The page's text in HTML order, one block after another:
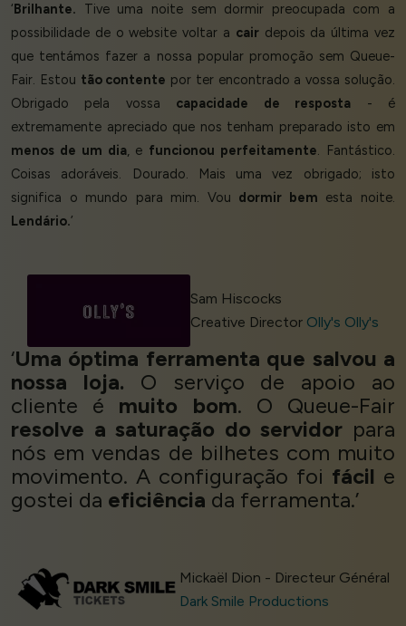
‘ Brilhante. Tive uma noite sem dormir preocupada com a
possibilidade de o website voltar a cairdepois da última vez
que tentámos fazer a nossa popular promoção sem Queue-
Fair. Estou tão contente por ter encontrado a vossa solução.
Obrigado pela vossa capacidade de resposta - é
extremamente apreciado que nos tenham preparado isto em
menos de um dia, e funcionou perfeitamente. Fantástico.
Coisas adoráveis. Dourado. Mais uma vez obrigado; isto
significa o mundo para mim. Vou dormir bem esta noite.
Lendário.’
Sam Hiscocks
Creative Director Olly's Olly's
‘Uma óptima ferramenta que salvou a
nossa loja. O serviço de apoio ao
cliente é muito bom. O Queue-Fair
resolve a saturação do servidor para
nós em vendas de bilhetes com muito
movimento. A configuração foi fácil e
gostei da eficiência da ferramenta.’
Mickaël Dion - Directeur Général
Dark Smile Productions